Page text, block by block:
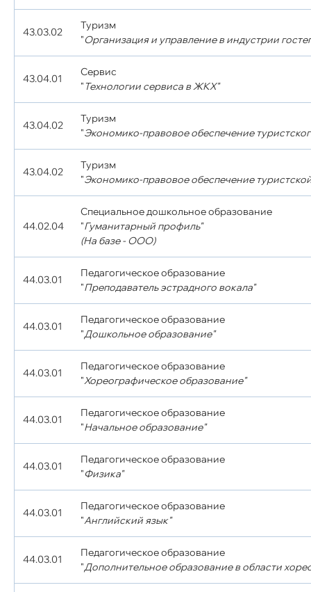
43.03.02
Туризм
"Организация и управление в индустрии
43.04.01
Сервис
"Технологии сервиса в ЖКХ"
43.04.02
Туризм
"Экономико-правовое обеспечение
43.04.02
Туризм
"Экономико-правовое обеспечение
44.02.04
Специальное дошкольное образование
"Гуманитарный профиль"
(На базе - ООО)
44.03.01
Педагогическое образование
"Преподаватель эстрадного вокала"
44.03.01
Педагогическое образование
"Дошкольное образование"
44.03.01
Педагогическое образование
"Хореографическое образование"
44.03.01
Педагогическое образование
"Начальное образование"
44.03.01
Педагогическое образование
"Физика"
44.03.01
Педагогическое образование
"Английский язык"
44.03.01
Педагогическое образование
"Дополнительное образование в области